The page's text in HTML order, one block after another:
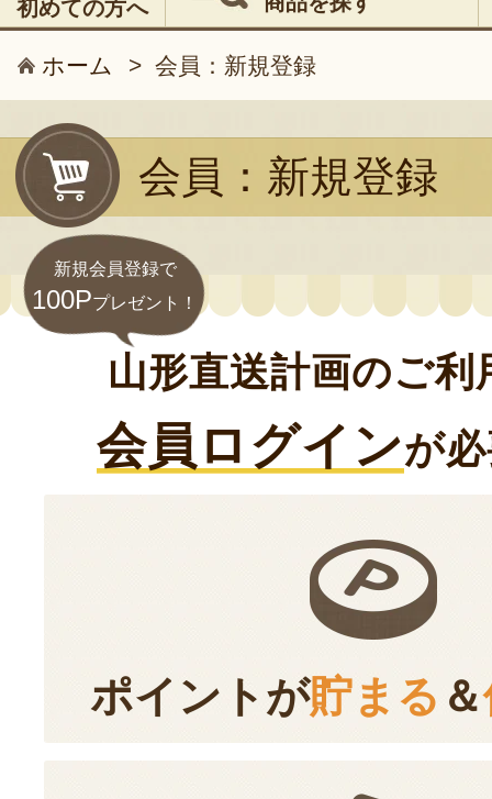
初めての方へ
ホーム > 会員：新規登録
会員：新規登録
新規会員登録で
100Pプレゼント！
山形直送計画のご利
会員ログインが
ポイントが貯まる ＆